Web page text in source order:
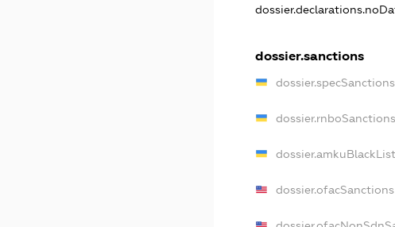
dossier.sanctions
dossier.specSanctions
dossier.rnboSanctions
dossier.amkuBlackList
dossier.ofacSanctions